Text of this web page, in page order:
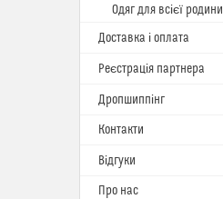
Одяг для всієї родини
Доставка і оплата
Реєстрація партнера
Дропшиппінг
Контакти
Відгуки
Про нас